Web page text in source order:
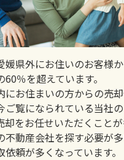
媛県外にお住いのお客様
％を超えています。
にお住まいの方からの売
ご覧になられている当社
却をお任せいただくこと
不動産会社を探す必要が
頼が多くなっています。